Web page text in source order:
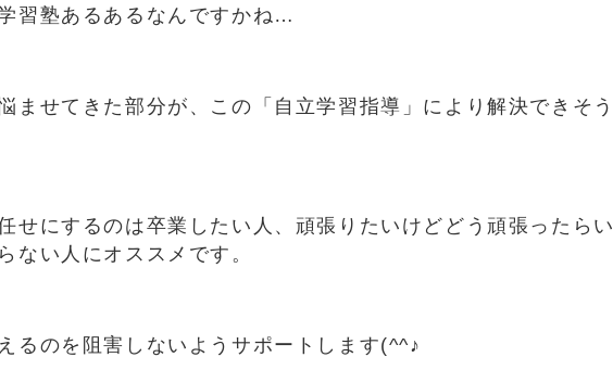
習塾あるあるなんですかね…
ませてきた部分が、この「自立学習指導」により解決できそう
せにするのは卒業したい人、頑張りたいけどどう頑張ったらい
ない人にオススメです。
るのを阻害しないようサポートします(^^♪